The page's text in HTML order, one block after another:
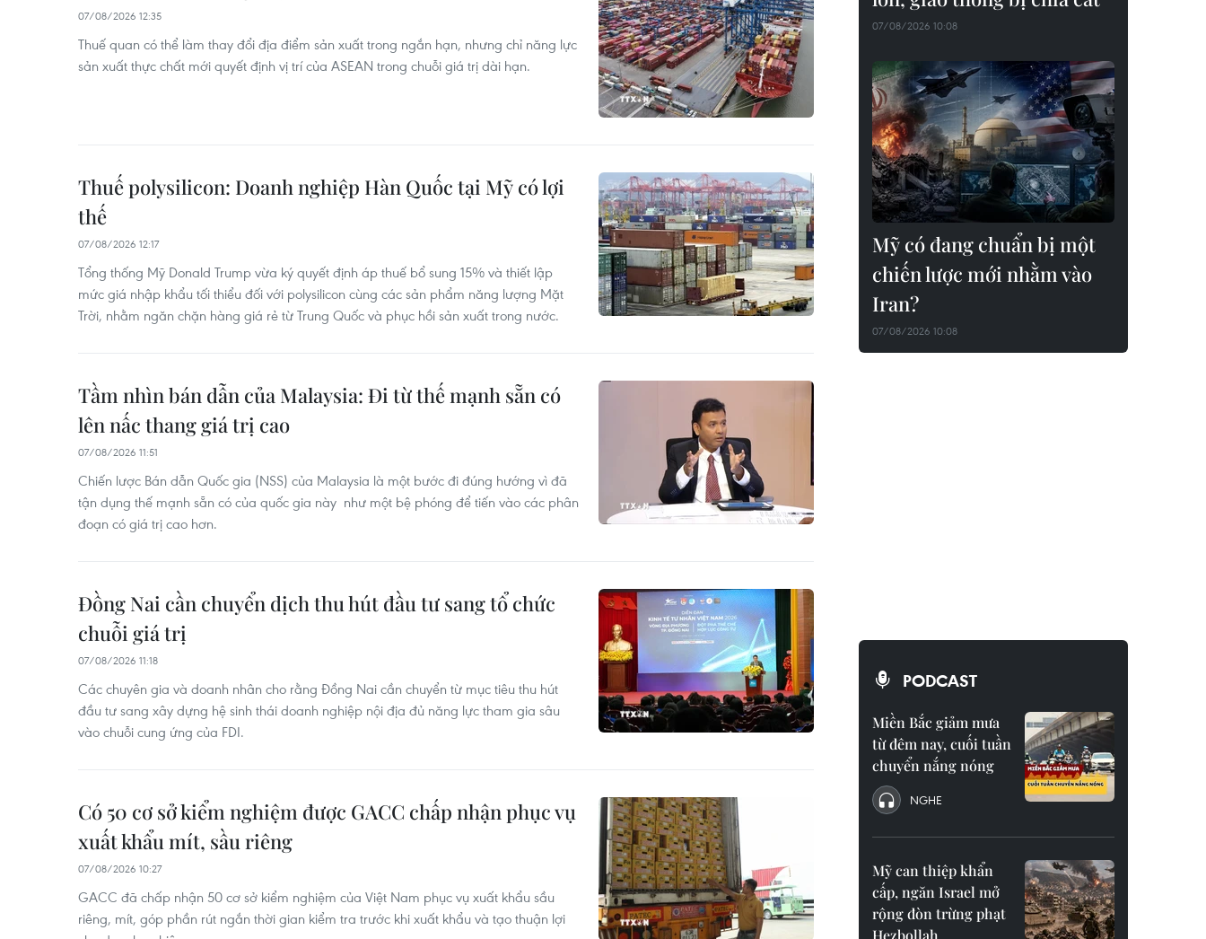
07/08/2026 12:35
Thuế quan có thể làm thay đổi địa điểm sản xuất trong ngắn hạn, nhưng chỉ năng lực
sản xuất thực chất mới quyết định vị trí của ASEAN trong chuỗi giá trị dài hạn.
Thuế polysilicon: Doanh nghiệp Hàn Quốc tại Mỹ có lợi
thế
07/08/2026 12:17
Tổng thống Mỹ Donald Trump vừa ký quyết định áp thuế bổ sung 15% và thiết lập
mức giá nhập khẩu tối thiểu đối với polysilicon cùng các sản phẩm năng lượng Mặt
Trời, nhằm ngăn chặn hàng giá rẻ từ Trung Quốc và phục hồi sản xuất trong nước.
Tầm nhìn bán dẫn của Malaysia: Đi từ thế mạnh sẵn có
lên nấc thang giá trị cao
07/08/2026 11:51
Chiến lược Bán dẫn Quốc gia (NSS) của Malaysia là một bước đi đúng hướng vì đã
tận dụng thế mạnh sẵn có của quốc gia này như một bệ phóng để tiến vào các phân
đoạn có giá trị cao hơn.
Đồng Nai cần chuyển dịch thu hút đầu tư sang tổ chức
chuỗi giá trị
07/08/2026 11:18
Các chuyên gia và doanh nhân cho rằng Đồng Nai cần chuyển từ mục tiêu thu hút
đầu tư sang xây dựng hệ sinh thái doanh nghiệp nội địa đủ năng lực tham gia sâu
vào chuỗi cung ứng của FDI.
Có 50 cơ sở kiểm nghiệm được GACC chấp nhận phục vụ
xuất khẩu mít, sầu riêng
07/08/2026 10:27
GACC đã chấp nhận 50 cơ sở kiểm nghiệm của Việt Nam phục vụ xuất khẩu sầu
riêng, mít, góp phần rút ngắn thời gian kiểm tra trước khi xuất khẩu và tạo thuận lợi
07/08/2026 10:08
Mỹ có đang chuẩn bị một
chiến lược mới nhằm vào
Iran?
07/08/2026 10:08
PODCAST
Miền Bắc giảm mưa
từ đêm nay, cuối tuần
chuyển nắng nóng
NGHE
Mỹ can thiệp khẩn
cấp, ngăn Israel mở
rộng đòn trừng phạt
Hezbollah